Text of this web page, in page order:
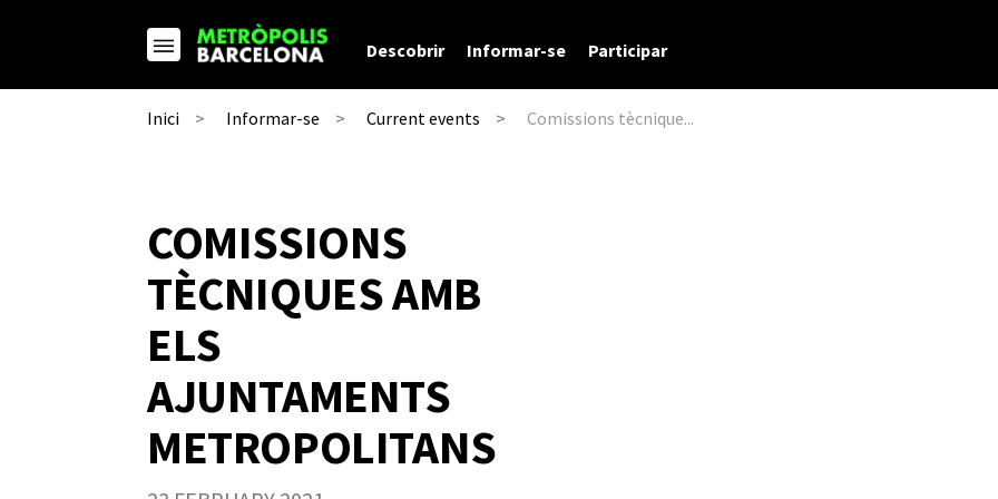
Descobrir Informar-se Participar
Inici Informar-se Current events Comissions tècnique...
COMISSIONS
TÈCNIQUES AMB
ELS
AJUNTAMENTS
METROPOLITANS